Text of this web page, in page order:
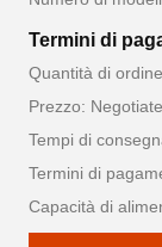
Termini di
Quantità di
Prezzo: Negotiate
Tempi di
Termini di
Capacità di